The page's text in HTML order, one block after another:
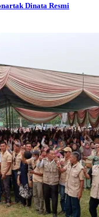
Dinata Resmi